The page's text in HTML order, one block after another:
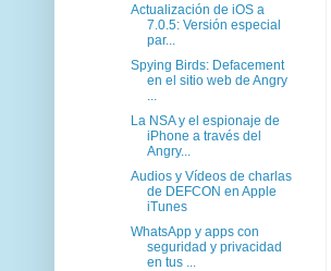
Actualización de iOS a
7.0.5: Versión especial
par...
Spying Birds: Defacement
en el sitio web de Angry
La NSA y el espionaje de
iPhone a través del
Angry...
Audios y Vídeos de charlas
de DEFCON en Apple
iTunes
WhatsApp y apps con
seguridad y privacidad
en tus ...